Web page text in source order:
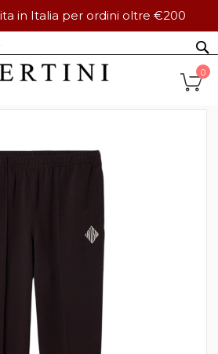
in Italia per ordini oltre €200
0